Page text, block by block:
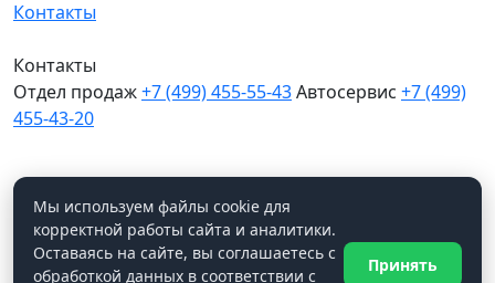
Контакты
Контакты
Отдел продаж+7 (499) 455-55-43Автосервис +7 (499)
455-43-20
Мы в соцсетях
WhatsApp
Мы используем файлы cookie для
корректной работы сайта и аналитики.
Оставаясь на сайте, вы соглашаетесь с
обработкой данных в соответствии с
Принять